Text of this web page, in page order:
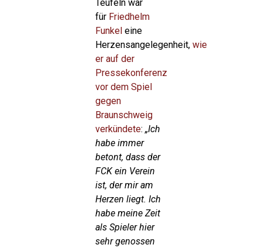
Teufeln war
für Friedhelm
Funkel eine
Herzensangelegenheit, wie
er auf der
Pressekonferenz
vor dem Spiel
gegen
Braunschweig
verkündete: „Ich
habe immer
betont, dass der
FCK ein Verein
ist, der mir am
Herzen liegt. Ich
habe meine Zeit
als Spieler hier
sehr genossen